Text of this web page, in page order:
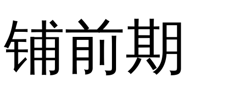
铺前期